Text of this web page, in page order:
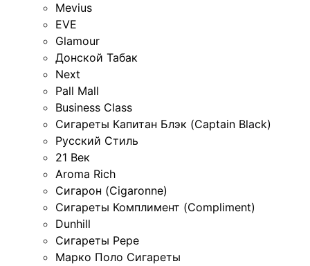
Mevius
EVE
Glamour
Донской Табак
Next
Pall Mall
Business Class
Сигареты Капитан Блэк (Captain Black)
Русский Стиль
21 Век
Aroma Rich
Сигарон (Cigaronne)
Сигареты Комплимент (Compliment)
Dunhill
Сигареты Pepe
Марко Поло Сигареты